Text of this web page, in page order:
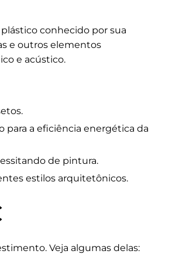
conhecido por sua
e outros elementos
e acústico.
a eficiência energética da
de pintura.
estilos arquitetônicos.
Veja algumas delas: